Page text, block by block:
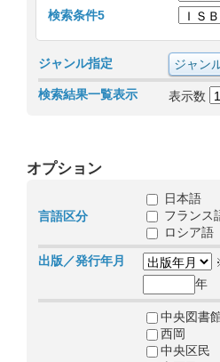
検索条件5
ジャンル指定
検索結果一覧表示 表示数
オプション
言語区分
日本語
フランス
ロシア語
出版／発行年月
年
中央図書
西岡
中央区民